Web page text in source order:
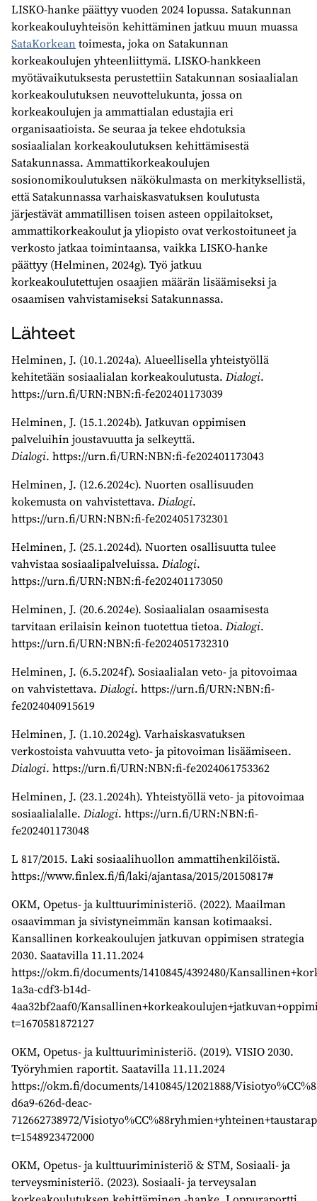
LISKO-hanke päättyy vuoden 2024 lopussa. Satakunnan
korkeakouluyhteisön kehittäminen jatkuu muun muassa
SataKorkeantoimesta, joka on Satakunnan
korkeakoulujen yhteenliittymä. LISKO-hankkeen
myötävaikutuksesta perustettiin Satakunnan sosiaalialan
korkeakoulutuksen neuvottelukunta, jossa on
korkeakoulujen ja ammattialan edustajia eri
organisaatioista. Se seuraa ja tekee ehdotuksia
sosiaalialan korkeakoulutuksen kehittämisestä
Satakunnassa. Ammattikorkeakoulujen
sosionomikoulutuksen näkökulmasta on merkityksellistä,
että Satakunnassa varhaiskasvatuksen koulutusta
järjestävät ammatillisen toisen asteen oppilaitokset,
ammattikorkeakoulut ja yliopisto ovat verkostoituneet ja
verkosto jatkaa toimintaansa, vaikka LISKO-hanke
päättyy (Helminen, 2024g). Työ jatkuu
korkeakoulutettujen osaajien määrän lisäämiseksi ja
osaamisen vahvistamiseksi Satakunnassa.
Lähteet
Helminen, J. (10.1.2024a). Alueellisella yhteistyöllä
kehitetään sosiaalialan korkeakoulutusta. Dialogi.
https://urn.fi/URN:NBN:fi-fe202401173039
Helminen, J. (15.1.2024b). Jatkuvan oppimisen
palveluihin joustavuutta ja selkeyttä.
Dialogi. https://urn.fi/URN:NBN:fi-fe202401173043
Helminen, J. (12.6.2024c). Nuorten osallisuuden
kokemusta on vahvistettava. Dialogi.
https://urn.fi/URN:NBN:fi-fe2024051732301
Helminen, J. (25.1.2024d). Nuorten osallisuutta tulee
vahvistaa sosiaalipalveluissa. Dialogi.
https://urn.fi/URN:NBN:fi-fe202401173050
Helminen, J. (20.6.2024e). Sosiaalialan osaamisesta
tarvitaan erilaisin keinon tuotettua tietoa. Dialogi.
https://urn.fi/URN:NBN:fi-fe2024051732310
Helminen, J. (6.5.2024f). Sosiaalialan veto- ja pitovoimaa
on vahvistettava. Dialogi. https://urn.fi/URN:NBN:fi-
fe2024040915619
Helminen, J. (1.10.2024g). Varhaiskasvatuksen
verkostoista vahvuutta veto- ja pitovoiman lisäämiseen.
Dialogi. https://urn.fi/URN:NBN:fi-fe2024061753362
Helminen, J. (23.1.2024h). Yhteistyöllä veto- ja pitovoimaa
sosiaalialalle. Dialogi. https://urn.fi/URN:NBN:fi-
fe202401173048
L 817/2015. Laki sosiaalihuollon ammattihenkilöistä.
https://www.finlex.fi/fi/laki/ajantasa/2015/20150817#
OKM, Opetus- ja kulttuuriministeriö. (2022). Maailman
osaavimman ja sivistyneimmän kansan kotimaaksi.
Kansallinen korkeakoulujen jatkuvan oppimisen strategia
2030. Saatavilla 11.11.2024
https://okm.fi/documents/1410845/4392480/
1a3a-cdf3-b14d-
4aa32bf2aaf0/
t=1670581872127
OKM, Opetus- ja kulttuuriministeriö. (2019). VISIO 2030.
Työryhmien raportit. Saatavilla 11.11.2024
https://okm.fi/documents/1410845/12021888/
d6a9-626d-deac-
712662738972/
t=1548923472000
OKM, Opetus- ja kulttuuriministeriö & STM, Sosiaali- ja
terveysministeriö. (2023). Sosiaali- ja terveysalan